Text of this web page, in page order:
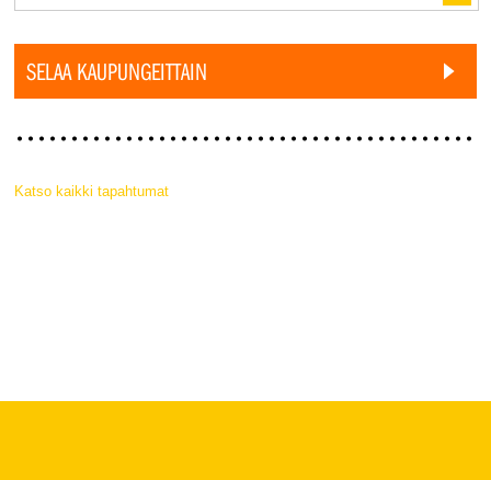
SELAA KAUPUNGEITTAIN
Katso kaikki tapahtumat